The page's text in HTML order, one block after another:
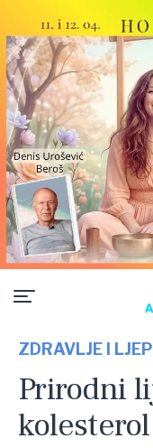
ZDRAVLJE I
Prirodni
kolesterol